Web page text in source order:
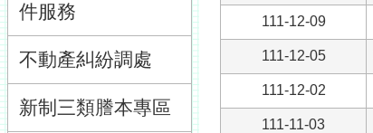
件服務
不動產糾紛調處
新制三類謄本專區
111-12-09
111-12-05
111-12-02
111-11-03